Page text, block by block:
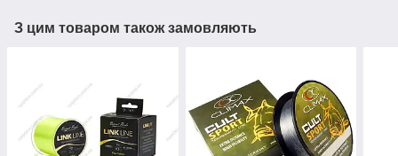
З цим товаром також замовляють